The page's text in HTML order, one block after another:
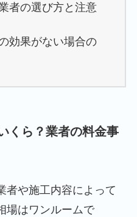
者の選び方と注意
効果がない場合の
くら？業者の料金事
者や施工内容によって
場はワンルームで